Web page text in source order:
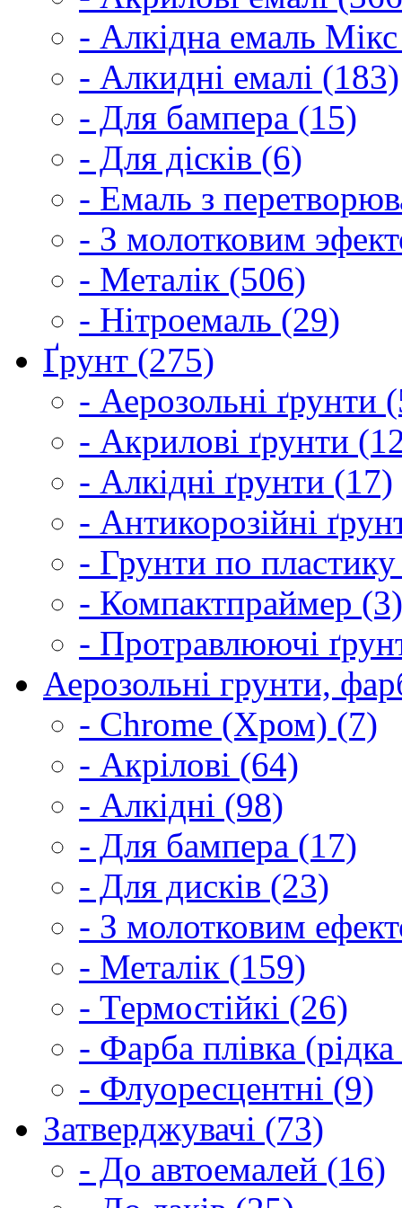
- Алкідна емаль
- Алкидні емалі (183)
- Для бампера (15)
- Для дісків (6)
- Емаль з
- З молотковим
- Металік (506)
- Нітроемаль (29)
Ґрунт (275)
- Аерозольні ґрунти
- Акрилові ґрунти
- Алкідні ґрунти (17)
- Антикорозійні
- Грунти по
- Компактпраймер (3)
- Протравлюючі
Аерозольні грунти,
- Chrome (Хром) (7)
- Акрілові (64)
- Алкідні (98)
- Для бампера (17)
- Для дисків (23)
- З молотковим
- Металік (159)
- Термостійкі (26)
- Фарба плівка
- Флуоресцентні (9)
Затверджувачі (73)
- До автоемалей (16)